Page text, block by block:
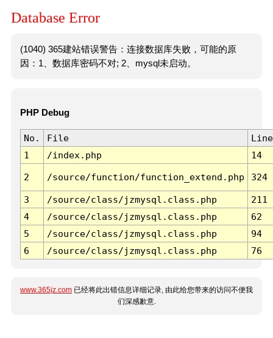
Database Error
(1040) 365建站错误警告：连接数据库失败，可能的原
因：1、数据库密码不对; 2、mysql未启动。
PHP Debug
No. File
Line
1
/index.php 14
2 /source/function/function_extend.php 324
3 /source/class/jzmysql.class.php
211
4
/source/class/jzmysql.class.php
62
5
/source/class/jzmysql.class.php
94
6
/source/class/jzmysql.class.php 76
www.365jz.com 已经将此出错信息详细记录, 由此给您带来的访问不便我
们深感歉意.